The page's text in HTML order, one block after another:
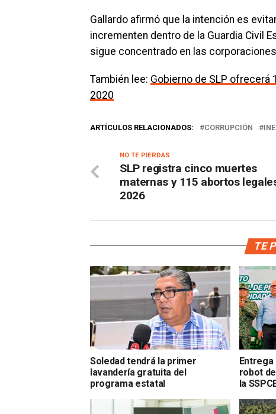
Gallardo afirmó que la intención es
incrementen dentro de la Guardia Civil
sigue concentrado en las
También lee: Gobierno de SLP
2020
ARTÍCULOS RELACIONADOS: CORRUPCIÓN
NO TE PIERDAS
SLP registra cinco muertes
maternas y 115 abortos
2026
TE
Soledad tendrá la primer
lavandería gratuita del
programa estatal
robot
la